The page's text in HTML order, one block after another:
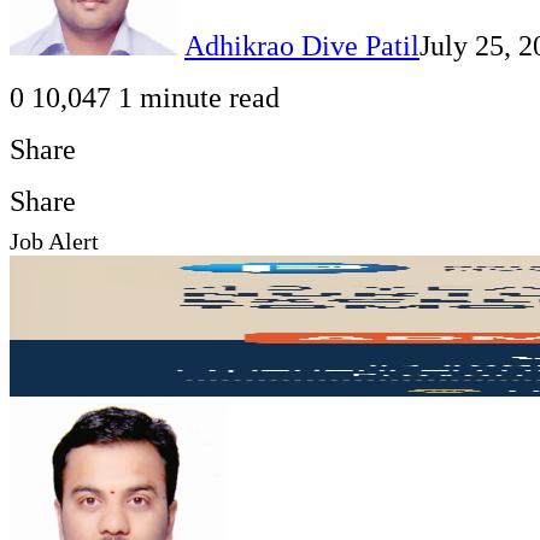
Adhikrao Dive PatilJuly 25,
0 10,047 1 minute read
Share
Facebook
Twitter
LinkedIn
Pinterest
WhatsApp
Telegram
Share
via
Print
Share
Facebook
Twitter
LinkedIn
Pinterest
Messenger
Messenger
WhatsApp
Telegram
Share
Print
Job Alert